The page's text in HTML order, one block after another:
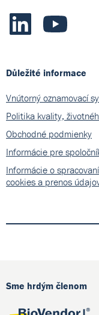
Důležité informace
Vnútorný oznamovací
Politika kvality,
Obchodné podmienky
Informácie pre
Informácie o
cookies a prenos
Sme hrdým členom